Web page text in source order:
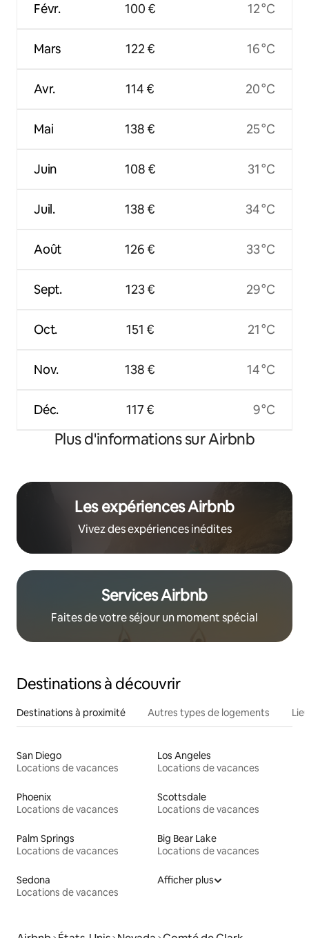
Févr.
Mars
Avr.
Mai
Juin
Juil.
Août
Sept.
Oct.
Nov.
Déc.
100 €
122 €
114 €
138 €
108 €
138 €
126 €
123 €
151 €
138 €
117 €
12 °C
16 °C
20 °C
25 °C
31 °C
34 °C
33 °C
29 °C
21 °C
14 °C
9 °C
Plus d'informations sur Airbnb
Les expériences Airbnb
Vivez des expériences inédites
Services Airbnb
Faites de votre séjour un moment spécial
Destinations à découvrir
Destinations à proximité Autres types de logements
San Diego
Locations de vacances
Los Angeles
Locations de vacances
Phoenix
Locations de vacances
Scottsdale
Locations de vacances
Palm Springs
Locations de vacances
Big Bear Lake
Locations de vacances
Sedona
Locations de vacances
Afficher plus